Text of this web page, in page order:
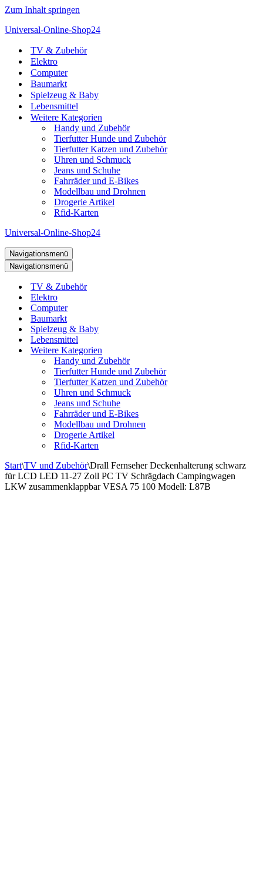
Zum Inhalt springen
Universal-Online-Shop24
TV & Zubehör
Elektro
Computer
Baumarkt
Spielzeug & Baby
Lebensmittel
Weitere Kategorien
Handy und Zubehör
Tierfutter Hunde und Zubehör
Tierfutter Katzen und Zubehör
Uhren und Schmuck
Jeans und Schuhe
Fahrräder und E-Bikes
Modellbau und Drohnen
Drogerie Artikel
Rfid-Karten
Universal-Online-Shop24
Navigationsmenü
Navigationsmenü
TV & Zubehör
Elektro
Computer
Baumarkt
Spielzeug & Baby
Lebensmittel
Weitere Kategorien
Handy und Zubehör
Tierfutter Hunde und Zubehör
Tierfutter Katzen und Zubehör
Uhren und Schmuck
Jeans und Schuhe
Fahrräder und E-Bikes
Modellbau und Drohnen
Drogerie Artikel
Rfid-Karten
Start\TV und Zubehör\Drall Fernseher Deckenhalterung schwarz
für LCD LED 11-27 Zoll PC TV Schrägdach Campingwagen
LKW zusammenklappbar VESA 75 100 Modell: L87B